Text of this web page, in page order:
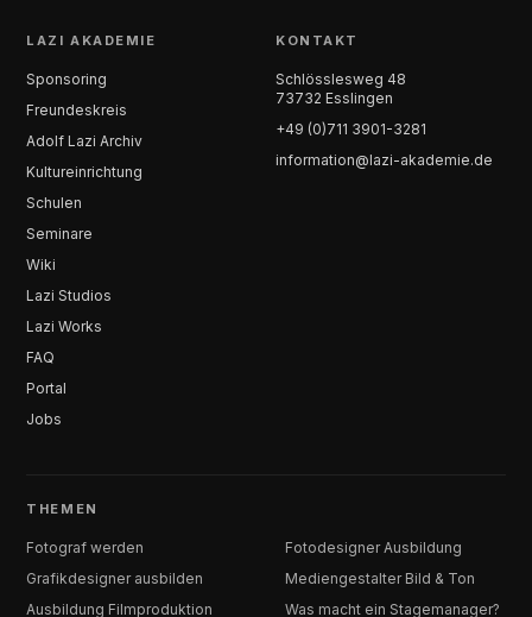
LAZI AKADEMIE
Sponsoring
Freundeskreis
Adolf Lazi Archiv
Kultureinrichtung
Schulen
Seminare
Wiki
Lazi Studios
Lazi Works
FAQ
Portal
Jobs
KONTAKT
Schlösslesweg 48
73732 Esslingen
+49 (0)711 3901-3281
information@lazi-akademie.de
THEMEN
Fotograf werden
Fotodesigner Ausbildung
Grafikdesigner ausbilden
Mediengestalter Bild & Ton
Ausbildung Filmproduktion
Was macht ein Stagemanager?